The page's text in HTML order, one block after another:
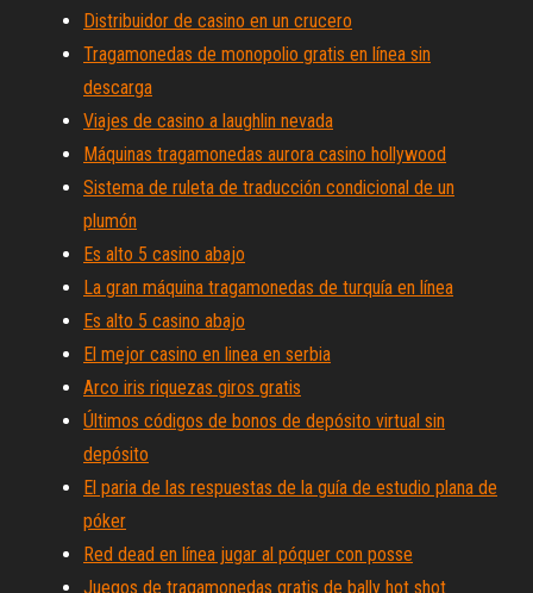
Distribuidor de casino en un crucero
Tragamonedas de monopolio gratis en línea sin
descarga
Viajes de casino a laughlin nevada
Máquinas tragamonedas aurora casino hollywood
Sistema de ruleta de traducción condicional de un
plumón
Es alto 5 casino abajo
La gran máquina tragamonedas de turquía en línea
Es alto 5 casino abajo
El mejor casino en linea en serbia
Arco iris riquezas giros gratis
Últimos códigos de bonos de depósito virtual sin
depósito
El paria de las respuestas de la guía de estudio plana de
póker
Red dead en línea jugar al póquer con posse
Juegos de tragamonedas gratis de bally hot shot